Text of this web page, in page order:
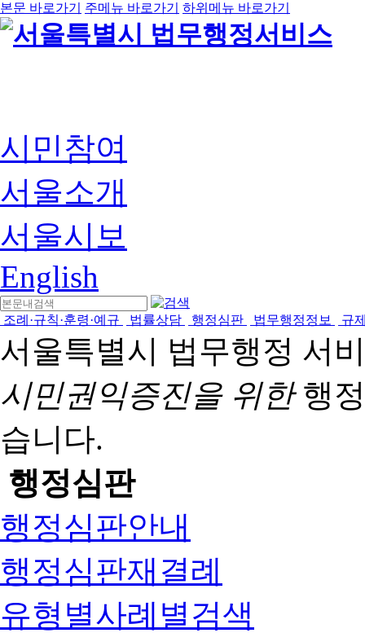
본문 바로가기 주메뉴 바로가기 하위메뉴 바로가기
시민참여
서울소개
서울시보
English
조례·규칙·훈령·예규 법률상담 행정심판 법무행정정보 규
서울특별시 법무행정 서
시민권익증진을 위한행
습니다.
행정심판
행정심판안내
행정심판재결례
유형별사례별검색